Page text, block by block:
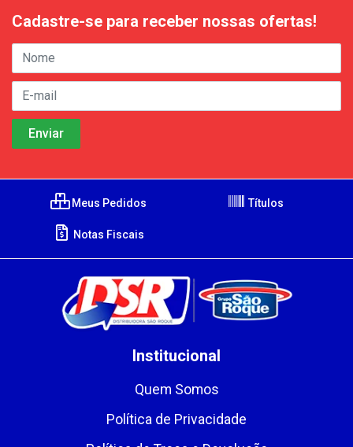
Cadastre-se para receber nossas ofertas!
Meus Pedidos Títulos
Notas Fiscais
Institucional
Quem Somos
Política de Privacidade